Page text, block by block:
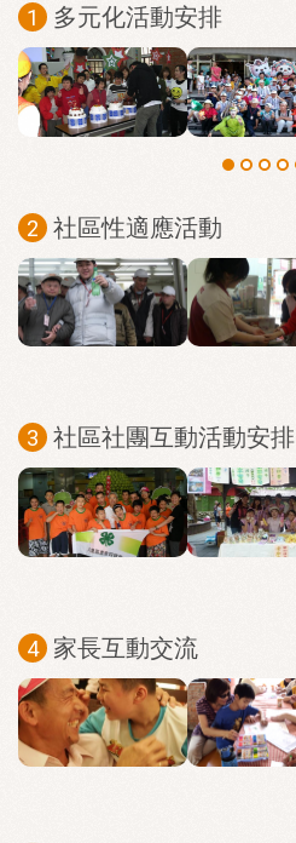
多元化活動安排
社區性適應活動
社區社團互動活動安排
家長互動交流